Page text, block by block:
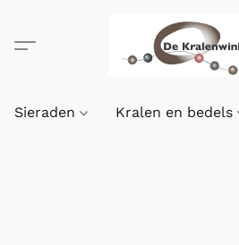
Sieraden Kralen en bedels